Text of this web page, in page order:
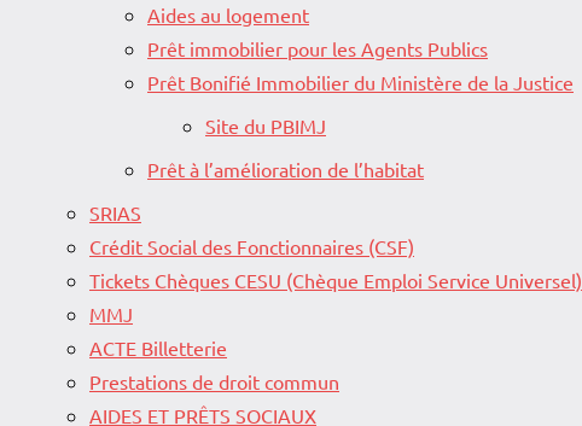
Aides au logement
Prêt immobilier pour les Agents Publics
Prêt Bonifié Immobilier du Ministère de la Justice
Site du PBIMJ
Prêt à l’amélioration de l’habitat
SRIAS
Crédit Social des Fonctionnaires (CSF)
Tickets Chèques CESU (Chèque Emploi Service Universel)
MMJ
ACTE Billetterie
Prestations de droit commun
AIDES ET PRÊTS SOCIAUX